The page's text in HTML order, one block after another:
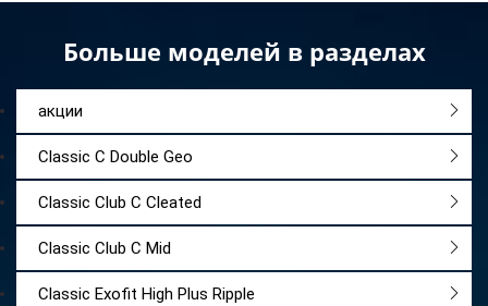
Больше моделей в разделах
акции
Classic C Double Geo
Classic Club C Cleated
Classic Club C Mid
Classic Exofit High Plus Ripple